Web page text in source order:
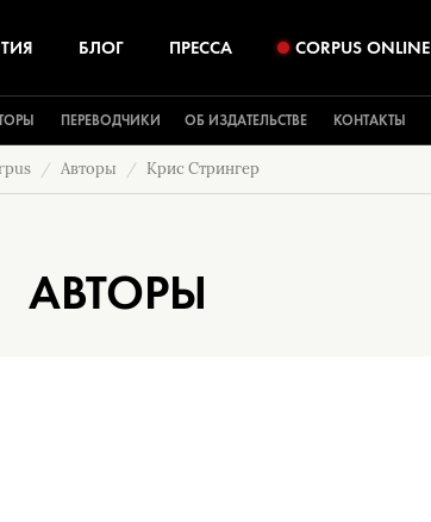
БЛОГ ПРЕССА CORPUS ONLINE
ПЕРЕВОДЧИКИ ОБ ИЗДАТЕЛЬСТВЕ КОНТАКТЫ
Авторы Крис Стрингер
АВТОРЫ